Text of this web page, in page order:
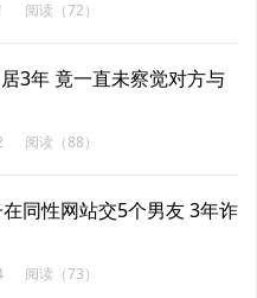
阅读（72）
3年 竟一直未察觉对方与
阅读（88）
同性网站交5个男友 3年诈
阅读（73）